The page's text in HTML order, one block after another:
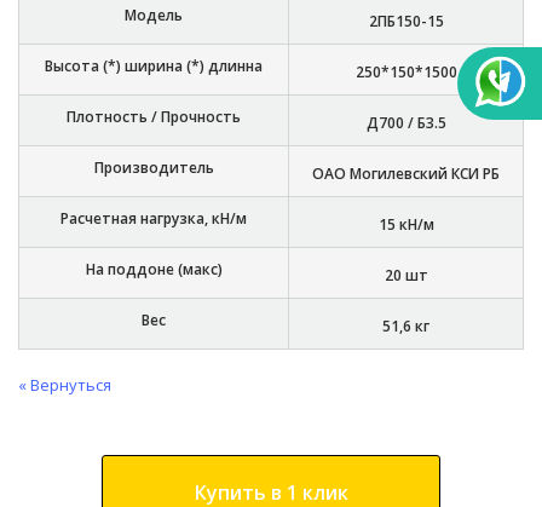
Модель 2ПБ150-15
Высота (*) ширина (*) длинна 250*150*1500
Плотность / Прочность Д700 / Б3.5
Производитель ОАО Могилевский КСИ РБ
Расчетная нагрузка, кН/м 15 кН/м
На поддоне (макс) 20 шт
Вес 51,6 кг
« Вернуться
Купить в 1 клик